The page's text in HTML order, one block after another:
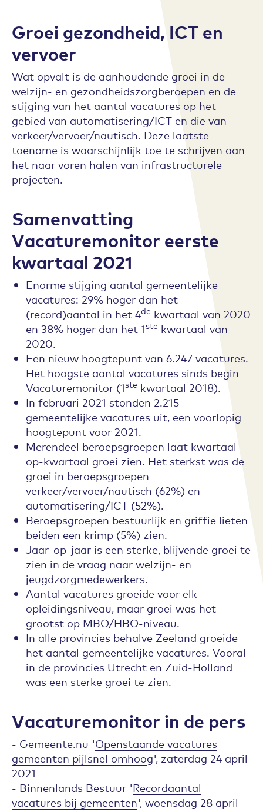
Groei gezondheid, ICT en
vervoer
Wat opvalt is de aanhoudende groei in de
welzijn- en gezondheidszorgberoepen en de
stijging van het aantal vacatures op het
gebied van automatisering/ICT en die van
verkeer/vervoer/nautisch. Deze laatste
toename is waarschijnlijk toe te schrijven aan
het naar voren halen van infrastructurele
projecten.
Samenvatting
Vacaturemonitor eerste
kwartaal 2021
Enorme stijging aantal gemeentelijke
vacatures: 29% hoger dan het
(record)aantal in het 4de kwartaal van 2020
en 38% hoger dan het 1ste kwartaal van
2020.
Een nieuw hoogtepunt van 6.247 vacatures.
Het hoogste aantal vacatures sinds begin
Vacaturemonitor (1ste kwartaal 2018).
In februari 2021 stonden 2.215
gemeentelijke vacatures uit, een voorlopig
hoogtepunt voor 2021.
Merendeel beroepsgroepen laat kwartaal-
op-kwartaal groei zien. Het sterkst was de
groei in beroepsgroepen
verkeer/vervoer/nautisch (62%) en
automatisering/ICT (52%).
Beroepsgroepen bestuurlijk en griffie lieten
beiden een krimp (5%) zien.
Jaar-op-jaar is een sterke, blijvende groei te
zien in de vraag naar welzijn- en
jeugdzorgmedewerkers.
Aantal vacatures groeide voor elk
opleidingsniveau, maar groei was het
grootst op MBO/HBO-niveau.
In alle provincies behalve Zeeland groeide
het aantal gemeentelijke vacatures. Vooral
in de provincies Utrecht en Zuid-Holland
was een sterke groei te zien.
Vacaturemonitor in de pers
- Gemeente.nu 'Openstaande vacatures
gemeenten pijlsnel omhoog', zaterdag 24 april
2021
- Binnenlands Bestuur 'Recordaantal
vacatures bij gemeenten', woensdag 28 april